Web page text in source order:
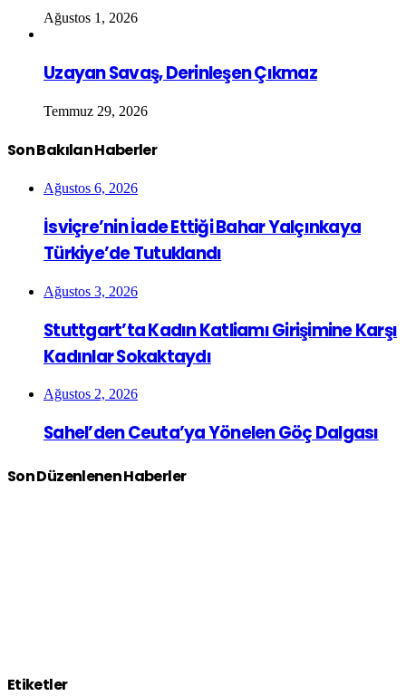
Ağustos 1, 2026
Uzayan Savaş, Derinleşen Çıkmaz
Temmuz 29, 2026
Son Bakılan Haberler
Ağustos 6, 2026
İsviçre’nin İade Ettiği Bahar Yalçınkaya
Türkiye’de Tutuklandı
Ağustos 3, 2026
Stuttgart’ta Kadın Katliamı Girişimine Karşı
Kadınlar Sokaktaydı
Ağustos 2, 2026
Sahel’den Ceuta’ya Yönelen Göç Dalgası
Son Düzenlenen Haberler
Etiketler